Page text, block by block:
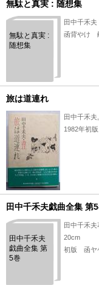
無駄と真実 : 随想集
無駄と真実 :
随想集
田中千禾
函背やけ
旅は道連れ
田中千禾夫
1982年初
田中千禾夫戯曲全集 第
田中千禾夫
戯曲全集 第
5巻
田中千禾
20cm
初版 函ヤ